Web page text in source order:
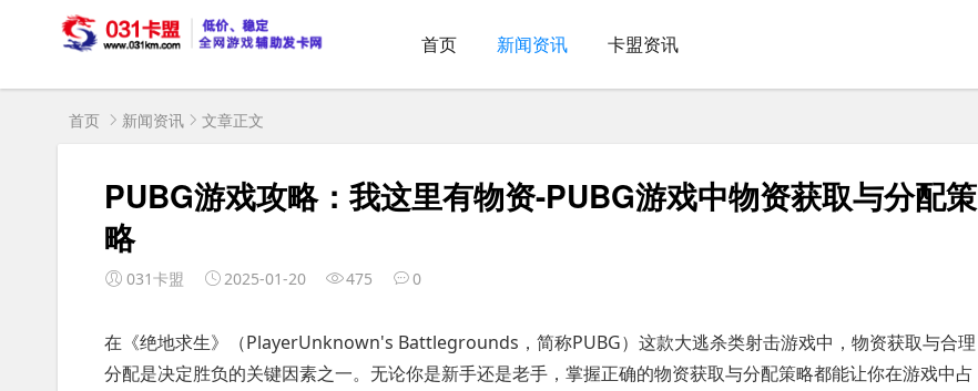
首页 新闻资讯 卡盟资讯
首页 新闻资讯 文章正文
PUBG游戏攻略：我这里有物资-PUBG游戏中物资获取与分配策
略
031卡盟 2025-01-20 475 0
在《绝地求生》（PlayerUnknown's Battlegrounds，简称PUBG）这款大逃杀类射击游戏中，物资获取与合理
分配是决定胜负的关键因素之一。无论你是新手还是老手，掌握正确的物资获取与分配策略都能让你在游戏中占